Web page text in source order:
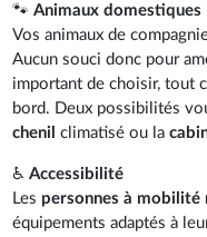
🐾Animaux domestiques
Vos animaux de
Aucun souci donc pour
important de choisir, tout
bord. Deux possibilités
chenilclimatisé ou la
♿Accessibilité
Les personnes à mobilité
équipements adaptés à